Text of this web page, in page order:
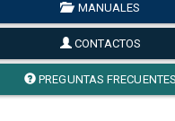
MANUALES
CONTACTOS
PREGUNTAS FRECUENTES